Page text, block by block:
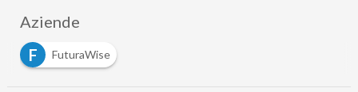
Aziende
F
FuturaWise